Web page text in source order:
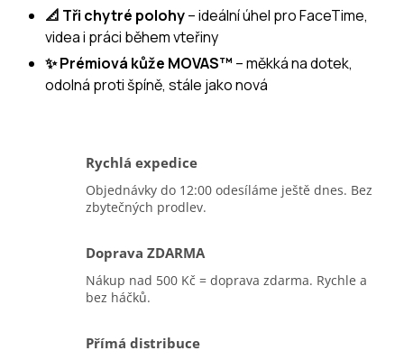
📐 Tři chytré polohy– ideální úhel pro FaceTime,
videa i práci během vteřiny
✨ Prémiová kůže MOVAS™ – měkká na dotek,
odolná proti špíně, stále jako nová
Rychlá expedice
Objednávky do 12:00 odesíláme ještě dnes. Bez
zbytečných prodlev.
Doprava ZDARMA
Nákup nad 500 Kč = doprava zdarma. Rychle a
bez háčků.
Přímá distribuce